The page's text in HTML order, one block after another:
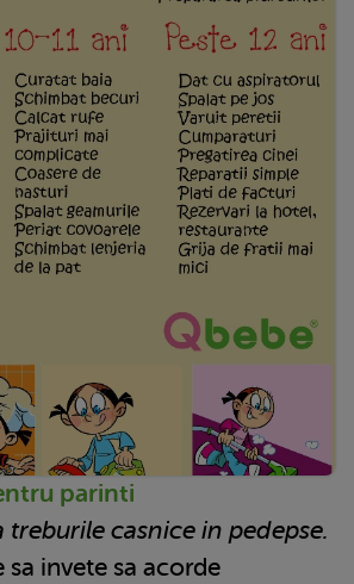
parinti
casnice in pedepse.
invete sa acorde